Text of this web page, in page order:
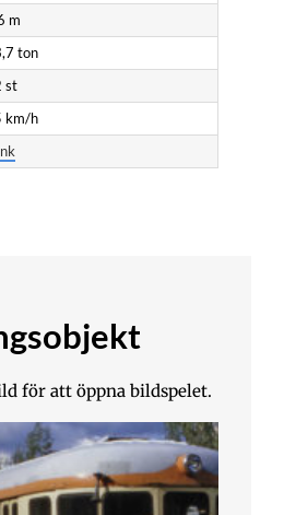
m
ton
st
km/h
för att öppna bildspelet.